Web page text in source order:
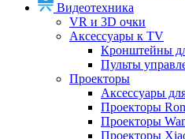
Видеотехника
VR и 3D очки
Аксессуары к TV
Кронштейны
Пульты
Проекторы
Аксессуары
Проекторы
Проекторы
Проекторы